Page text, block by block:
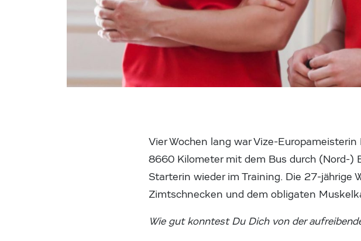
Vier Wochen lang war Vize-
8660 Kilometer mit dem Bus durch (Nord-)
Starterin wieder im Training. Die 27-jährige
Zimtschnecken und dem obligaten
Wie gut konntest Du Dich von der